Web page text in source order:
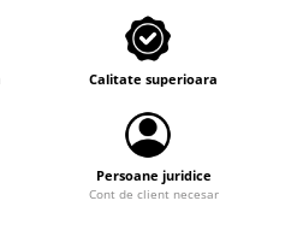
Calitate superioara
Persoane juridice
Cont de client necesar